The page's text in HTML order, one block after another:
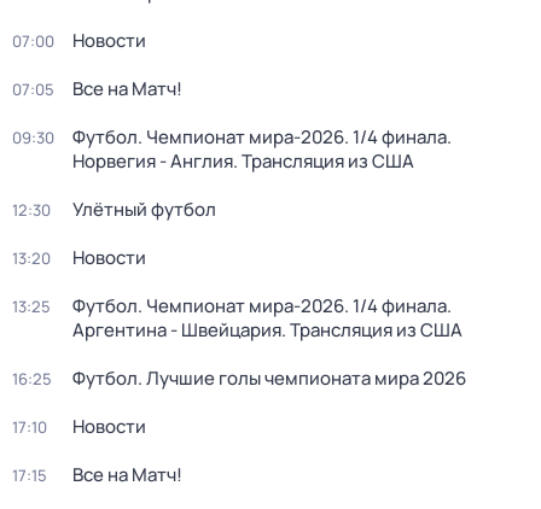
07:00 Новости
07:05 Все на Матч!
09:30
Футбол. Чемпионат мира-2026. 1/4 финала.
Норвегия - Англия. Трансляция из США
12:30 Улётный футбол
13:20 Новости
13:25
Футбол. Чемпионат мира-2026. 1/4 финала.
Аргентина - Швейцария. Трансляция из США
16:25 Футбол. Лучшие голы чемпионата мира 2026
17:10 Новости
17:15 Все на Матч!